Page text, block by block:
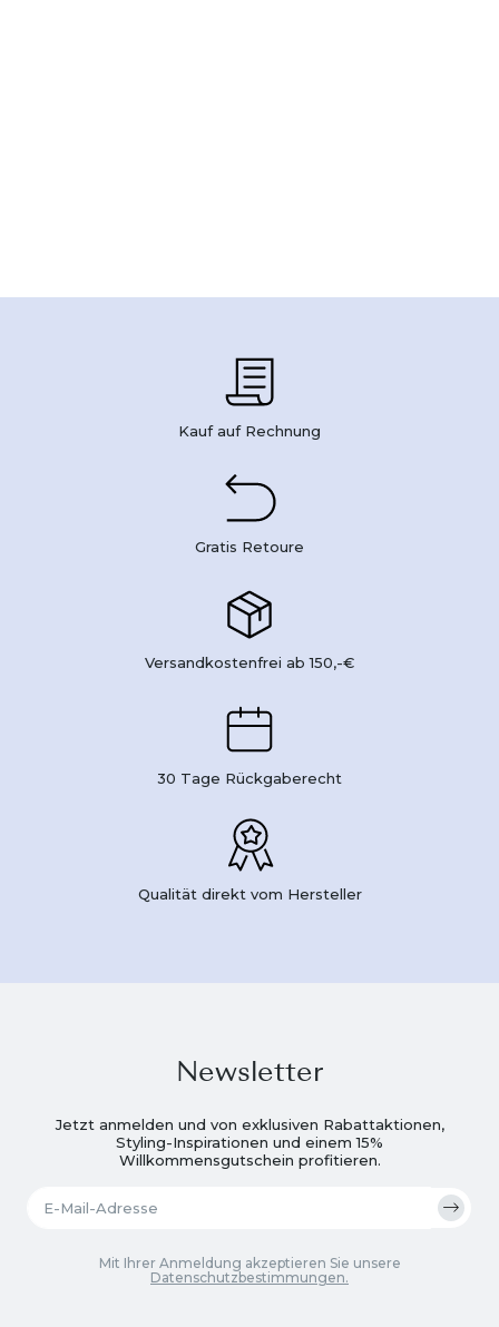
Kauf auf Rechnung
Gratis Retoure
Versandkostenfrei ab 150,-€
30 Tage Rückgaberecht
Qualität direkt vom Hersteller
Newsletter
Jetzt anmelden und von exklusiven Rabattaktionen,
Styling-Inspirationen und einem 15%
Willkommensgutschein profitieren.
Mit Ihrer Anmeldung akzeptieren Sie unsere
Datenschutzbestimmungen.